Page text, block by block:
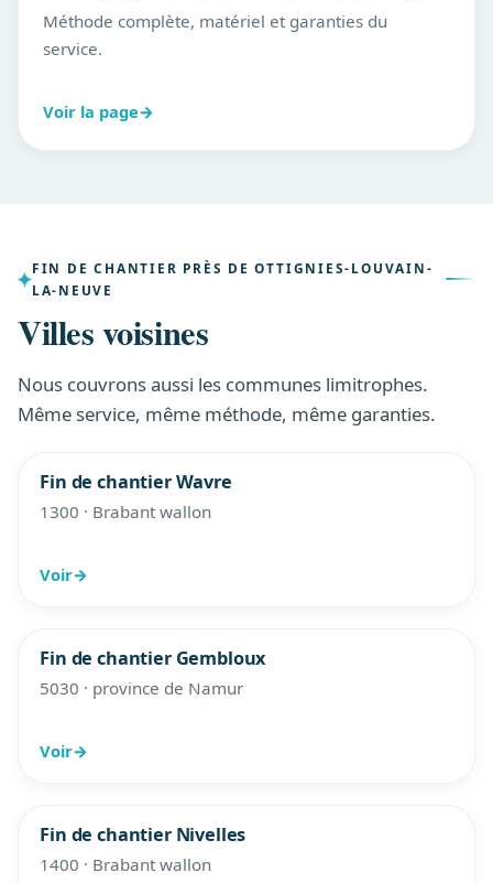
Méthode complète, matériel et garanties du
service.
Voir la page→
FIN DE CHANTIER PRÈS DE OTTIGNIES-LOUVAIN-
LA-NEUVE
Villes voisines
Nous couvrons aussi les communes limitrophes.
Même service, même méthode, même garanties.
Fin de chantier Wavre
1300 · Brabant wallon
Voir→
Fin de chantier Gembloux
5030 · province de Namur
Voir→
Fin de chantier Nivelles
1400 · Brabant wallon